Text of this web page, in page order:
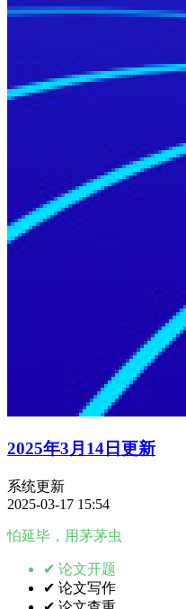
2025年3月14日更新
系统更新
2025-03-17 15:54
怕延毕，用茅茅虫
✔ 论文开题
✔ 论文写作